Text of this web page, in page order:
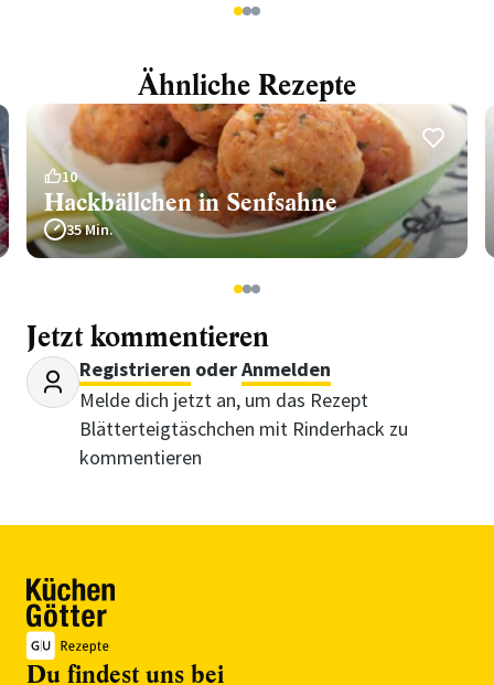
123
Ähnliche Rezepte
10
Hackbällchen in Senfsahne
35 Min.
123
Jetzt kommentieren
Registrieren oderAnmelden
Melde dich jetzt an, um das Rezept
Blätterteigtäschchen mit Rinderhack zu
kommentieren
Du findest uns bei